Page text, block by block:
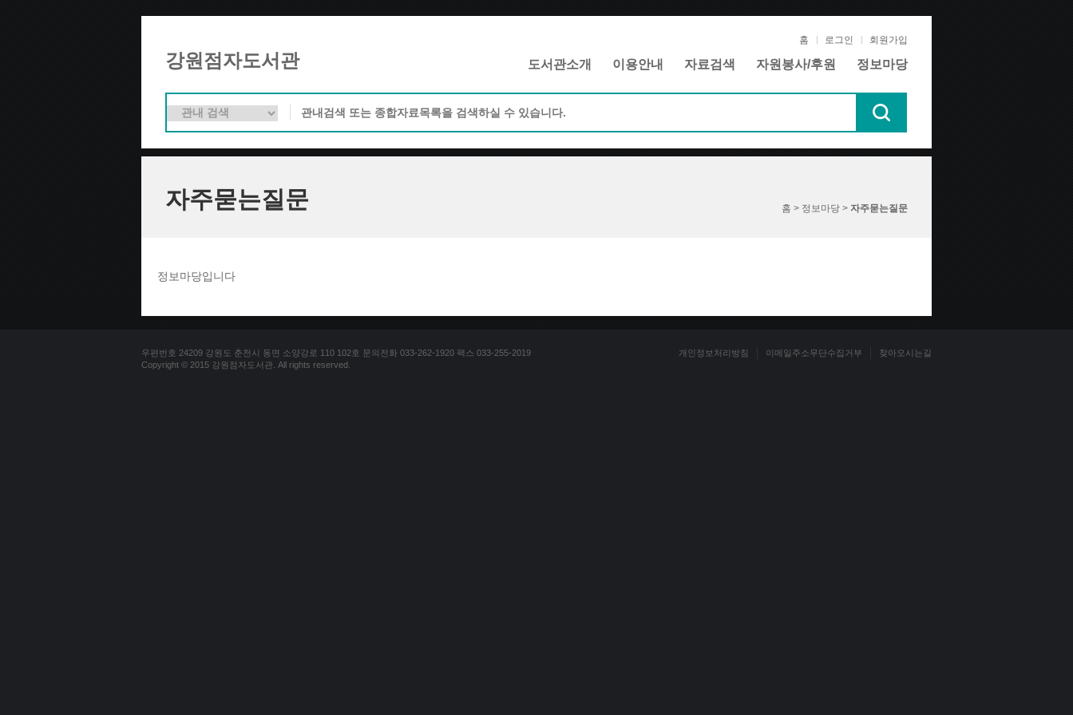
강원점자도서관
홈 로그인 회원가입
도서관소개 이용안내 자료검색 자원봉사/후원 정보마당
자주묻는질문 홈 > 정보마당 > 자주묻는질문
정보마당입니다
우편번호 24209 강원도 춘천시 동면 소양강로 110 102호 문의전화 033-262-1920 팩스 033-255-2019
Copyright © 2015 강원점자도서관. All rights reserved.
개인정보처리방침 이메일주소무단수집거부 찾아오시는길